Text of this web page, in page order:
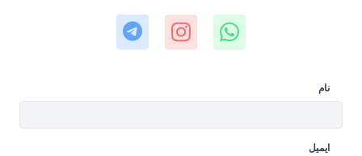
نام
ایمیل